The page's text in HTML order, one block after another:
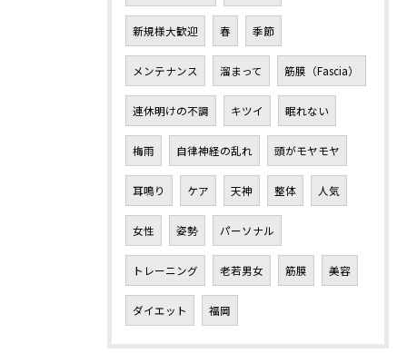
新規様大歓迎 春 季節
メンテナンス 溜まって 筋膜（Fascia）
連休明けの不調 キツイ 眠れない
梅雨 自律神経の乱れ 頭がモヤモヤ
耳鳴り ケア 天神 整体 人気
女性 姿勢 パーソナル
トレーニング 老若男女 筋膜 美容
ダイエット 福岡